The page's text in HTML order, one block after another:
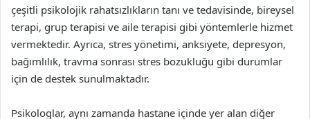
çeşitli psikolojik rahatsızlıkların tanı ve tedavisinde, bireysel
terapi, grup terapisi ve aile terapisi gibi yöntemlerle hizmet
vermektedir. Ayrıca, stres yönetimi, anksiyete, depresyon,
bağımlılık, travma sonrası stres bozukluğu gibi durumlar
için de destek sunulmaktadır.
Psikologlar, aynı zamanda hastane içinde yer alan diğer